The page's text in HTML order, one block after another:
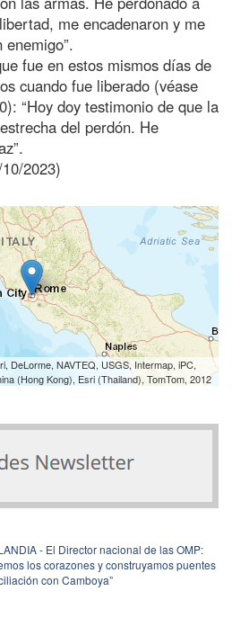
me encadenaron y me
fue en estos mismos días de
cuando fue liberado (véase
“Hoy doy testimonio de que la
del perdón. He
2023)
DeLorme, NAVTEQ, USGS, Intermap, iPC,
(Hong Kong), Esri (Thailand), TomTom, 2012
- El Director nacional de las OMP:
los corazones y construyamos puentes
con Camboya”